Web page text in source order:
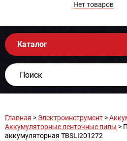
Нет товаров
Каталог
Главная > Электроинструмент >
Аккумуляторные ленточные пилы >
аккумуляторная TBSLI201272